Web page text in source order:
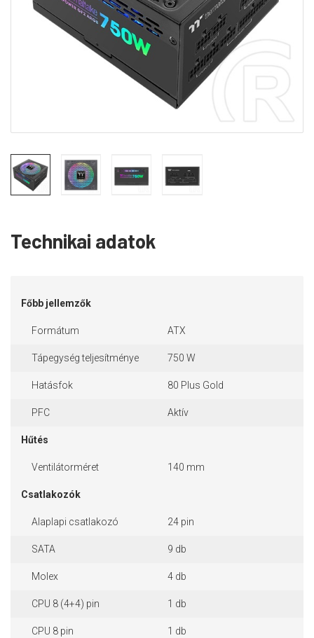
Technikai adatok
Főbb jellemzők
Formátum ATX
Tápegység teljesítménye 750 W
Hatásfok 80 Plus Gold
PFC Aktív
Hűtés
Ventilátorméret 140 mm
Csatlakozók
Alaplapi csatlakozó 24 pin
SATA 9 db
Molex 4 db
CPU 8 (4+4) pin 1 db
CPU 8 pin 1 db